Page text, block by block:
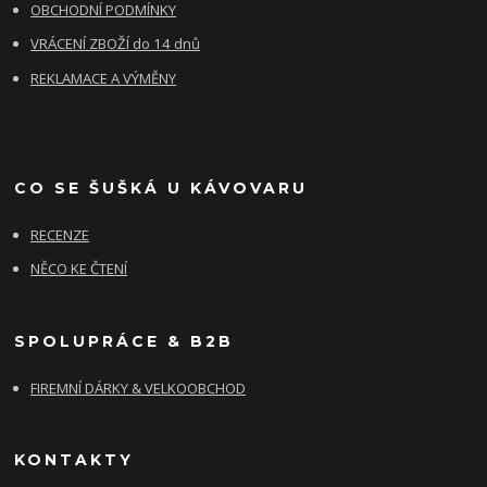
OBCHODNÍ PODMÍNKY
VRÁCENÍ ZBOŽÍ do 14 dnů
REKLAMACE A VÝMĚNY
CO SE ŠUŠKÁ U KÁVOVARU
RECENZE
NĚCO KE ČTENÍ
SPOLUPRÁCE & B2B
FIREMNÍ DÁRKY & VELKOOBCHOD
KONTAKTY